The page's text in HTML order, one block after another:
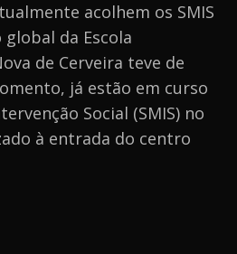
acolhem os SMIS
global da Escola
de Cerveira teve de
já estão em curso
Social (SMIS) no
à entrada do centro